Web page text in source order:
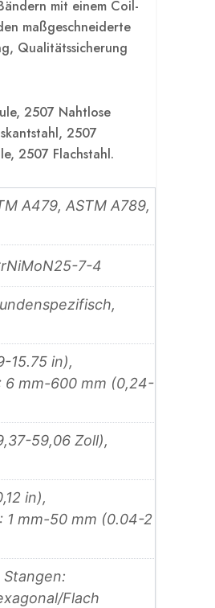
mit einem Coil-
maßgeschneiderte
Qualitätssicherung
2507 Nahtlose
2507
2507 Flachstahl.
A479, ASTM A789,
7-4
15.75 in),
6 mm-600 mm (0,24-
59,06 Zoll),
in),
1 mm-50 mm (0.04-2
Flach